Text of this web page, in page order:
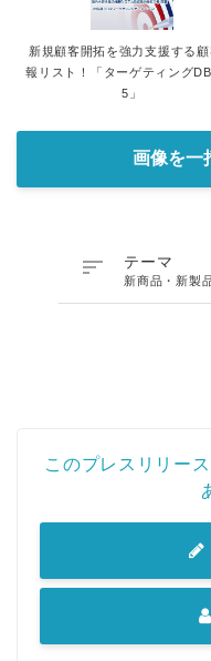
新規顧客開拓を強力支援する顧
報リスト！「ターゲティング
5」
画像を一
 テーマ
新商品・新製
このプレスリリー